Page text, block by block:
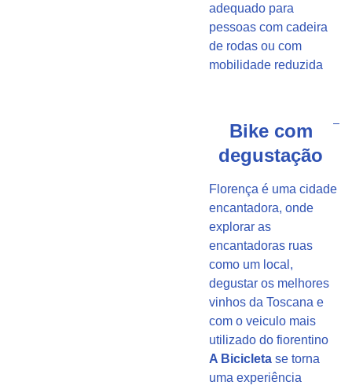
adequado para
pessoas com cadeira
de rodas ou com
mobilidade reduzida
Bike com
degustação
Florença é uma cidade
encantadora, onde
explorar as
encantadoras ruas
como um local,
degustar os melhores
vinhos da Toscana e
com o veiculo mais
utilizado do fiorentino
A Bicicleta se torna
uma experiência